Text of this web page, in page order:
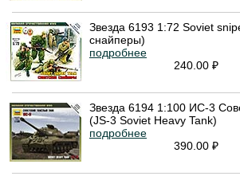
Звезда 6193 1:72 Soviet
снайперы)
подробнее
240.00 ₽
Звезда 6194 1:100 ИС-3
(JS-3 Soviet Heavy Tank)
подробнее
390.00 ₽